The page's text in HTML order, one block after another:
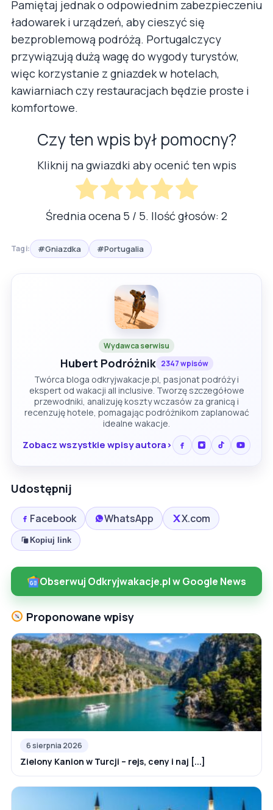
Pamiętaj jednak o odpowiednim zabezpieczeniu
ładowarek i urządzeń, aby cieszyć się
bezproblemową podróżą. Portugalczycy
przywiązują dużą wagę do wygody turystów,
więc korzystanie z gniazdek w hotelach,
kawiarniach czy restauracjach będzie proste i
komfortowe.
Czy ten wpis był pomocny?
Kliknij na gwiazdki aby ocenić ten wpis
Średnia ocena 5 / 5. Ilość głosów: 2
Tagi: #Gniazdka #Portugalia
Wydawca serwisu
Hubert Podróżnik 2347 wpisów
Twórca bloga odkryjwakacje.pl, pasjonat podróży i
ekspert od wakacji all inclusive. Tworzę szczegółowe
przewodniki, analizuję koszty wczasów za granicą i
recenzuję hotele, pomagając podróżnikom zaplanować
idealne wakacje.
Zobacz wszystkie wpisy autora
Udostępnij
Facebook WhatsApp X.com
Kopiuj link
Obserwuj Odkryjwakacje.pl w Google News
Proponowane wpisy
6 sierpnia 2026
Zielony Kanion w Turcji – rejs, ceny i naj [...]